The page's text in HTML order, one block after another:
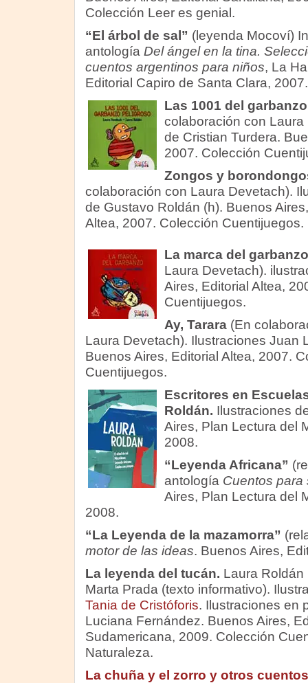
Colección Leer es genial.
“El árbol de sal ” (leyenda Mocoví)
antología Del ángel en la tina.
cuentos argentinos para niños, La
Editorial Capiro de Santa Clara, 2007.
Las 1001 del
colaboración con
de Cristian Turdera.
2007. Colección
Zongos y
colaboración con Laura Devetach).
de Gustavo Roldán (h). Buenos
Altea, 2007. Colección Cuentijuegos.
La marca del garbanzo
Laura Devetach).
Aires, Editorial Altea,
Cuentijuegos.
Ay, Tarara(En
Laura Devetach). Ilustraciones Juan
Buenos Aires, Editorial Altea, 2007.
Cuentijuegos.
Escritores en
Roldán. Ilustraciones
Aires, Plan Lectura del
2008.
“Leyenda Africana”
antología Cuentos para
Aires, Plan Lectura del
2008.
“La Leyenda de la mazamorra”
motor de las ideas. Buenos Aires,
La leyenda del tucán. Laura Roldán
Marta Prada (texto informativo).
Tania de Cristóforis. Ilustraciones en
Luciana Fernández. Buenos Aires,
Sudamericana, 2009. Colección
Naturaleza.
La chuña y el zorro y otros